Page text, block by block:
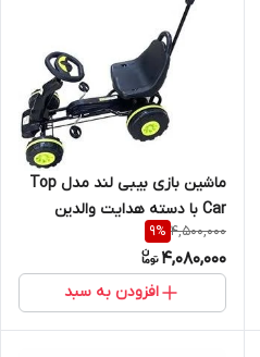
ماشین بازی بیبی لند مدل Top
Car با دسته هدایت والدین
4,500,000
9%
4,080,000
افزودن به سبد